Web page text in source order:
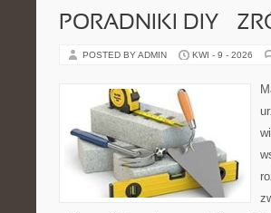
PORADNIKI DIY –
POSTED BY ADMIN KWI - 9 - 2026